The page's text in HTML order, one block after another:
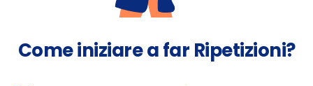
Come iniziare a far Ripetizioni?